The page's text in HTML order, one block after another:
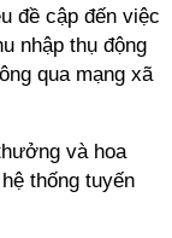
đề cập đến việc
nhập thụ động
qua mạng xã
và hoa
thống tuyến